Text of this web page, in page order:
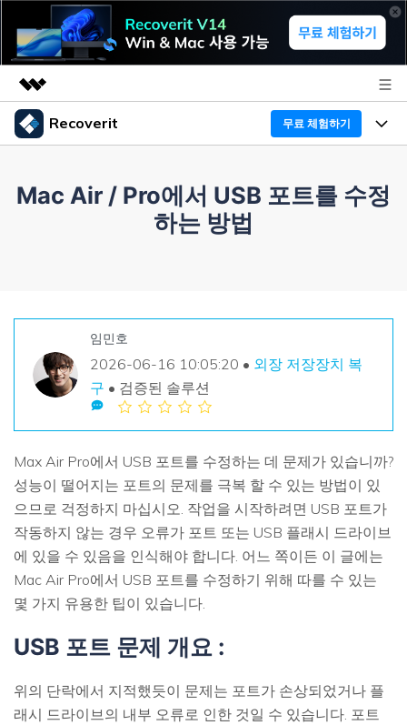
주요 제품
유틸리티
비즈니스
도움말 센터
Recoverit 무료 체험하기
Recoverit - Windows 버전
Recoverit - Mac 버전
무료 체험
리커버릿 무료 버전
분실/삭제된 데이터 무료 복구
무료 체험
기타 프로그램
문서 복구하기
디바이스 복구하기
리커버릿 모든 기능 확인하기
외장 저장장치 복구
삭제된 파일 복구
손상된 파일 복구
기타
더 많은 솔루션 찾기
리커버릿 개요
드라이브에서 복구
삭제된 미디어 복구
복구 솔루션
삭제된 파일 복구
데이터 손실 시나리오
모든 기능 확인하기
가이드
다운로드 로그인
search
Mac Air / Pro에서 USB 포트를 수정
하는 방법
임민호
2026-06-16 10:05:20 • 외장 저장장치 복
구 • 검증된 솔루션
Max Air Pro에서 USB 포트를 수정하는 데 문제가 있습니까?
성능이 떨어지는 포트의 문제를 극복 할 수 있는 방법이 있
으므로 걱정하지 마십시오. 작업을 시작하려면 USB 포트가
작동하지 않는 경우 오류가 포트 또는 USB 플래시 드라이브
에 있을 수 있음을 인식해야 합니다. 어느 쪽이든 이 글에는
Mac Air Pro에서 USB 포트를 수정하기 위해 따를 수 있는
몇 가지 유용한 팁이 있습니다.
USB 포트 문제 개요 :
위의 단락에서 지적했듯이 문제는 포트가 손상되었거나 플
래시 드라이브의 내부 오류로 인한 것일 수 있습니다. 포트